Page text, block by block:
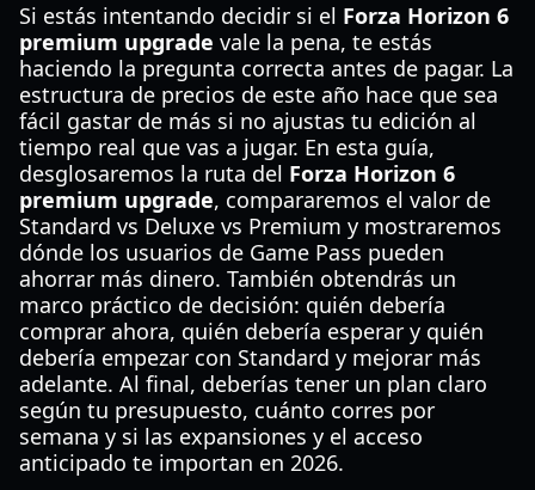
Si estás intentando decidir si el Forza Horizon 6
premium upgrade vale la pena, te estás
haciendo la pregunta correcta antes de pagar. La
estructura de precios de este año hace que sea
fácil gastar de más si no ajustas tu edición al
tiempo real que vas a jugar. En esta guía,
desglosaremos la ruta del Forza Horizon 6
premium upgrade, compararemos el valor de
Standard vs Deluxe vs Premium y mostraremos
dónde los usuarios de Game Pass pueden
ahorrar más dinero. También obtendrás un
marco práctico de decisión: quién debería
comprar ahora, quién debería esperar y quién
debería empezar con Standard y mejorar más
adelante. Al final, deberías tener un plan claro
según tu presupuesto, cuánto corres por
semana y si las expansiones y el acceso
anticipado te importan en 2026.